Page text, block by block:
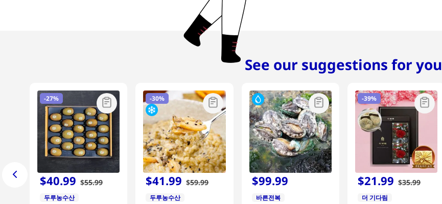
See our suggestions for you
-27%
$40.99 $55.99
두루농수산
-30%
$41.99 $59.99
두루농수산
$99.99
바른전복
-39%
$21.99 $35.99
더 기다림